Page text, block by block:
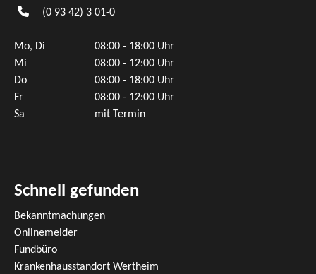
(0 93 42) 3 01-0
Mo, Di
08:00 - 18:00 Uhr
Mi
08:00 - 12:00 Uhr
Do
08:00 - 18:00 Uhr
Fr
08:00 - 12:00 Uhr
Sa
mit Termin
Schnell gefunden
Bekanntmachungen
Onlinemelder
Fundbüro
Krankenhausstandort Wertheim